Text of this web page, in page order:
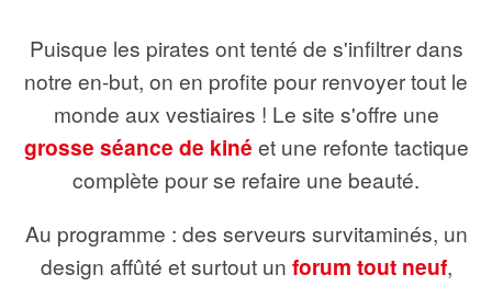
Puisque les pirates ont tenté de s'infiltrer dans
notre en-but, on en profite pour renvoyer tout le
monde aux vestiaires ! Le site s'offre une
grosse séance de kiné et une refonte tactique
complète pour se refaire une beauté.
Au programme : des serveurs survitaminés, un
design affûté et surtout un forum tout neuf,